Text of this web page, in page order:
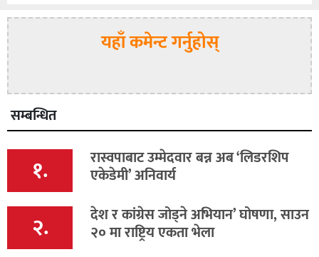
यहाँ कमेन्ट गर्नुहोस्
सम्बन्धित
१. रास्वपाबाट उम्मेदवार बन्न अब ‘लिडरशिप
एकेडेमी’ अनिवार्य
२. देश र कांग्रेस जोड्ने अभियान’ घोषणा, साउन
२० मा राष्ट्रिय एकता भेला